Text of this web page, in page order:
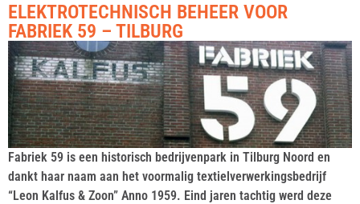
ELEKTROTECHNISCH BEHEER VOOR
FABRIEK 59 – TILBURG
Fabriek 59 is een historisch bedrijvenpark in Tilburg Noord en
dankt haar naam aan het voormalig textielverwerkingsbedrijf
“Leon Kalfus & Zoon” Anno 1959. Eind jaren tachtig werd deze